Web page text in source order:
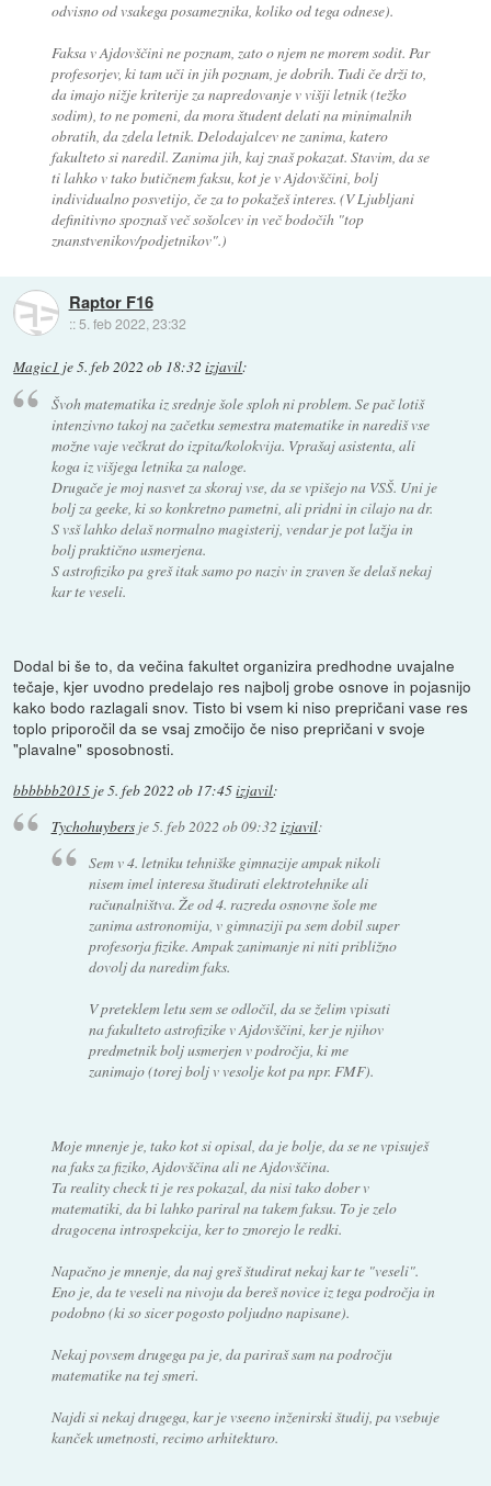
odvisno od vsakega posameznika, koliko od tega odnese).
Faksa v Ajdovščini ne poznam, zato o njem ne morem sodit. Par
profesorjev, ki tam uči in jih poznam, je dobrih. Tudi če drži to,
da imajo nižje kriterije za napredovanje v višji letnik (težko
sodim), to ne pomeni, da mora študent delati na minimalnih
obratih, da zdela letnik. Delodajalcev ne zanima, katero
fakulteto si naredil. Zanima jih, kaj znaš pokazat. Stavim, da se
ti lahko v tako butičnem faksu, kot je v Ajdovščini, bolj
individualno posvetijo, če za to pokažeš interes. (V Ljubljani
definitivno spoznaš več sošolcev in več bodočih "top
znanstvenikov/podjetnikov".)
Raptor F16
:: 5. feb 2022, 23:32
Magic1 je5. feb 2022 ob 18:32 izjavil:
Švoh matematika iz srednje šole sploh ni problem. Se pač lotiš
intenzivno takoj na začetku semestra matematike in narediš vse
možne vaje večkrat do izpita/kolokvija. Vprašaj asistenta, ali
koga iz višjega letnika za naloge.
Drugače je moj nasvet za skoraj vse, da se vpišejo na VSŠ. Uni je
bolj za geeke, ki so konkretno pametni, ali pridni in cilajo na dr.
S vsš lahko delaš normalno magisterij, vendar je pot lažja in
bolj praktično usmerjena.
S astrofiziko pa greš itak samo po naziv in zraven še delaš nekaj
kar te veseli.
Dodal bi še to, da večina fakultet organizira predhodne uvajalne
tečaje, kjer uvodno predelajo res najbolj grobe osnove in pojasnijo
kako bodo razlagali snov. Tisto bi vsem ki niso prepričani vase res
toplo priporočil da se vsaj zmočijo če niso prepričani v svoje
"plavalne" sposobnosti.
bbbbbb2015 je5. feb 2022 ob 17:45izjavil:
Tychohuybersje5. feb 2022 ob 09:32 izjavil:
Sem v 4. letniku tehniške gimnazije ampak nikoli
nisem imel interesa študirati elektrotehnike ali
računalništva. Že od 4. razreda osnovne šole me
zanima astronomija, v gimnaziji pa sem dobil super
profesorja fizike. Ampak zanimanje ni niti približno
dovolj da naredim faks.
V preteklem letu sem se odločil, da se želim vpisati
na fakulteto astrofizike v Ajdovščini, ker je njihov
predmetnik bolj usmerjen v področja, ki me
zanimajo (torej bolj v vesolje kot pa npr. FMF).
Moje mnenje je, tako kot si opisal, da je bolje, da se ne vpisuješ
na faks za fiziko, Ajdovščina ali ne Ajdovščina.
Ta reality check ti je res pokazal, da nisi tako dober v
matematiki, da bi lahko pariral na takem faksu. To je zelo
dragocena introspekcija, ker to zmorejo le redki.
Napačno je mnenje, da naj greš študirat nekaj kar te "veseli".
Eno je, da te veseli na nivoju da bereš novice iz tega področja in
podobno (ki so sicer pogosto poljudno napisane).
Nekaj povsem drugega pa je, da pariraš sam na področju
matematike na tej smeri.
Najdi si nekaj drugega, kar je vseeno inženirski študij, pa vsebuje
kanček umetnosti, recimo arhitekturo.